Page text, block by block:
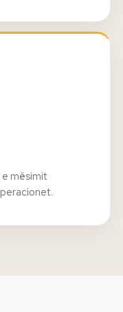
mësimit